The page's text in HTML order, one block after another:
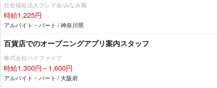
社会福祉法人プレマ会/みなみ風
時給1,225円
アルバイト・パート / 神奈川県
百貨店でのオープニングアプリ案内スタッフ
株式会社ハイファイブ
時給1,300円～1,600円
アルバイト・パート / 大阪府